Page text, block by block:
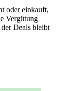
oder einkauft,
Vergütung
Deals bleibt